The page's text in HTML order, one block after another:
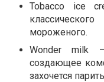
Tobacco ice
мороженого.
Wonder milk –
создающее
захочется